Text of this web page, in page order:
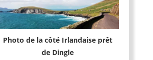
Photo de la côté Irlandaise prêt
de Dingle